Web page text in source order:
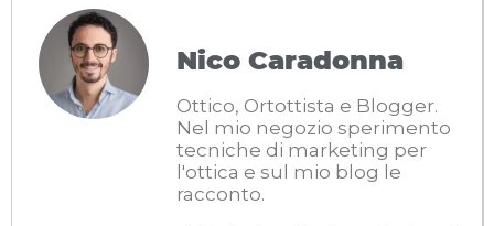
Nico Caradonna
Ottico, Ortottista e Blogger.
Nel mio negozio sperimento
tecniche di marketing per
l'ottica e sul mio blog le
racconto.